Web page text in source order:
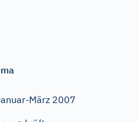
März 2007